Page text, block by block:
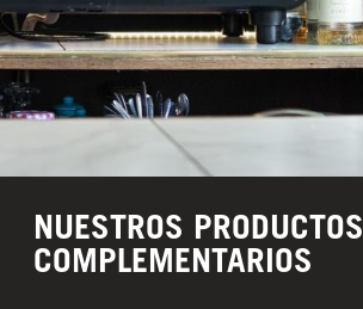
NUESTROS PRODUCTOS
COMPLEMENTARIOS